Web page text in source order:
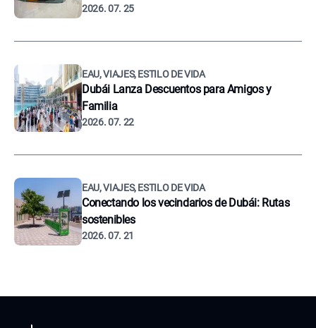
2026. 07. 25
EAU, VIAJES, ESTILO DE VIDA
Dubái Lanza Descuentos para Amigos y
Familia
2026. 07. 22
EAU, VIAJES, ESTILO DE VIDA
Conectando los vecindarios de Dubái: Rutas
sostenibles
2026. 07. 21